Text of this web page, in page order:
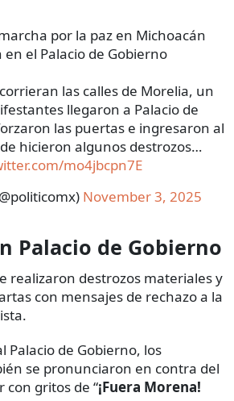
por la paz en Michoacán
el Palacio de Gobierno
las calles de Morelia, un
llegaron a Palacio de
las puertas e ingresaron al
hicieron algunos destrozos…
mo4jbcpn7E
November 3, 2025
Palacio de Gobierno
realizaron destrozos materiales y
con mensajes de rechazo a la
Palacio de Gobierno, los
se pronunciaron en contra del
con gritos de “¡Fuera Morena!